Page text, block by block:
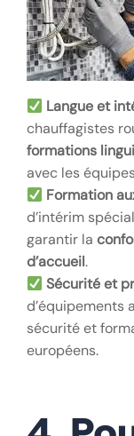
Langue et
chauffagistes
formations
avec les
Formation
d’intérim
garantir la
d’accueil.
Sécurité et
d’équipements
sécurité et
européens.